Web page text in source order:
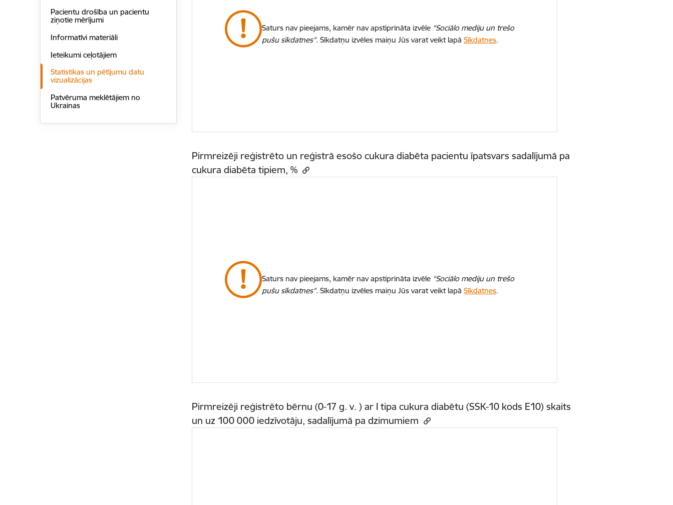
Pacientu drošība un pacientu
ziņotie mērījumi
Informatīvi materiāli
Ieteikumi ceļotājiem
Statistikas un pētījumu datu
vizualizācijas
Patvēruma meklētājiem no
Ukrainas
Saturs nav pieejams, kamēr nav apstiprināta izvēle “Sociālo mediju un trešo
pušu sīkdatnes”. Sīkdatņu izvēles maiņu Jūs varat veikt lapāSīkdatnes.
Pirmreizēji reģistrēto un reģistrā esošo cukura diabēta pacientu īpatsvars sadalījumā pa
cukura diabēta tipiem, %
Saturs nav pieejams, kamēr nav apstiprināta izvēle “Sociālo mediju un trešo
pušu sīkdatnes”. Sīkdatņu izvēles maiņu Jūs varat veikt lapāSīkdatnes.
Pirmreizēji reģistrēto bērnu (0-17 g. v. ) ar I tipa cukura diabētu (SSK-10 kods E10) skaits
un uz 100 000 iedzīvotāju, sadalījumā pa dzimumiem